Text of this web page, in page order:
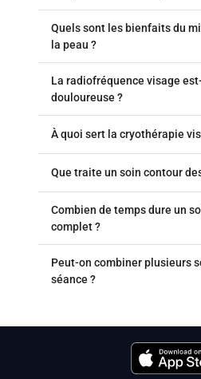
Quels sont les bienfaits du
la peau ?
La radiofréquence visage
douloureuse ?
À quoi sert la cryothérapie
Que traite un soin contour
Combien de temps dure un
complet ?
Peut-on combiner plusieurs
séance ?